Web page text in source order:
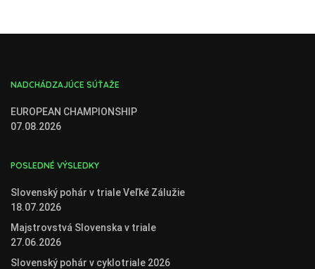
NADCHÁDZAJÚCE SÚŤAŽE
EUROPEAN CHAMPIONSHIP
07.08.2026
POSLEDNÉ VÝSLEDKY
Slovenský pohár v triale Veľké Zálužie
18.07.2026
Majstrovstvá Slovenska v triale
27.06.2026
Slovenský pohár v cyklotriale 2026